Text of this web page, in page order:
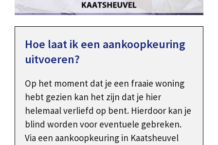
Hoe laat ik een aankoopkeuring
uitvoeren?
Op het moment dat je een fraaie woning
hebt gezien kan het zijn dat je hier
helemaal verliefd op bent. Hierdoor kan je
blind worden voor eventuele gebreken.
Via een aankoopkeuring in Kaatsheuvel